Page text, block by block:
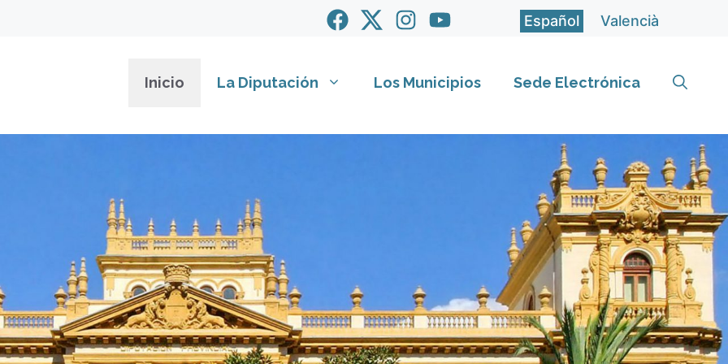
Español Valencià
Inicio La Diputación Los Municipios Sede Electrónica